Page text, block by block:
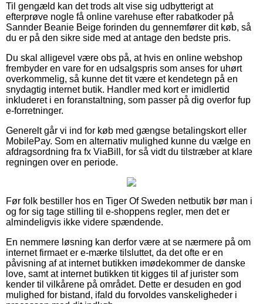
Til gengæld kan det trods alt vise sig udbytterigt at
efterprøve nogle få online varehuse efter rabatkoder på
Sannder Beanie Beige forinden du gennemfører dit køb, så
du er på den sikre side med at antage den bedste pris.
Du skal alligevel være obs på, at hvis en online webshop
frembyder en vare for en udsalgspris som anses for uhørt
overkommelig, så kunne det tit være et kendetegn på en
snydagtig internet butik. Handler med kort er imidlertid
inkluderet i en foranstaltning, som passer på dig overfor fup
e-forretninger.
Generelt går vi ind for køb med gængse betalingskort eller
MobilePay. Som en alternativ mulighed kunne du vælge en
afdragsordning fra fx ViaBill, for så vidt du tilstræber at klare
regningen over en periode.
Før folk bestiller hos en Tiger Of Sweden netbutik bør man i
og for sig tage stilling til e-shoppens regler, men det er
almindeligvis ikke videre spændende.
En nemmere løsning kan derfor være at se nærmere på om
internet firmaet er e-mærke tilsluttet, da det ofte er en
påvisning af at internet butikken imødekommer de danske
love, samt at internet butikken tit kigges til af jurister som
kender til vilkårene på området. Dette er desuden en god
mulighed for bistand, ifald du forvoldes vanskeligheder i